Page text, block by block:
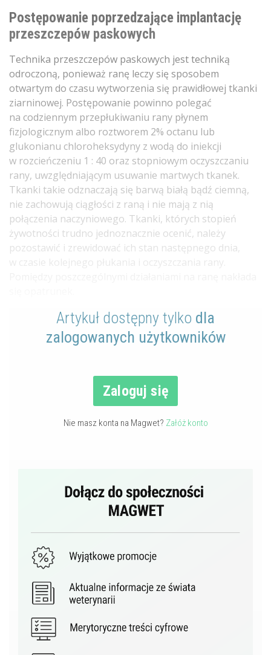
Postępowanie poprzedzające implantację
przeszczepów paskowych
Technika przeszczepów paskowych jest techniką
odroczoną, ponieważ ranę leczy się sposobem
otwartym do czasu wytworzenia się prawidłowej tkanki
ziarninowej. Postępowanie powinno polegać
na codziennym przepłukiwaniu rany płynem
fizjologicznym albo roztworem 2% octanu lub
glukonianu chloroheksydyny z wodą do iniekcji
w rozcieńczeniu 1 : 40 oraz stopniowym oczyszczaniu
rany, uwzględniającym usuwanie martwych tkanek.
Tkanki takie odznaczają się barwą białą bądź ciemną,
nie zachowują ciągłości z raną i nie mają z nią
połączenia naczyniowego. Tkanki, których stopień
żywotności trudno jednoznacznie ocenić, należy
pozostawić i zrewidować ich stan następnego dnia,
w czasie kolejnego płukania i oczyszczania rany.
Artykuł dostępny tylko dla
zalogowanych użytkowników
Zaloguj się
Nie masz konta na Magwet? Załóż konto